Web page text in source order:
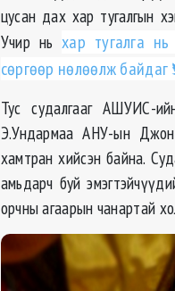
цусан дах хар тугалгын
Учир ньхар тугалга
сөргөөр нөлөөлж байдаг
Тус судалгаагАШУИС-
Э.Ундармаа АНУ-ын Джон
хамтран хийсэн байна.
амьдарч буй
орчны агаарын чанартай